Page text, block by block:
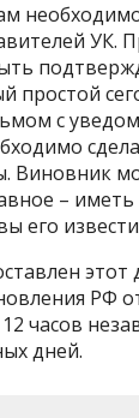
УК.
простой
с
Виновник
– иметь
его
этот
РФ
часов
дней.